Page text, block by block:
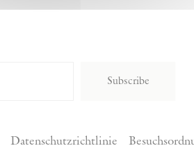
Subscribe
Datenschutzrichtlinie